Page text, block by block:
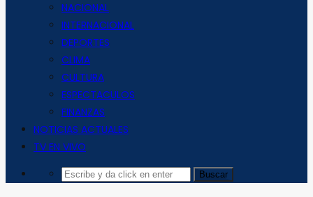
NACIONAL
INTERNACIONAL
DEPORTES
CLIMA
CULTURA
ESPECTACULOS
FINANZAS
NOTICIAS ACTUALES
TV EN VIVO